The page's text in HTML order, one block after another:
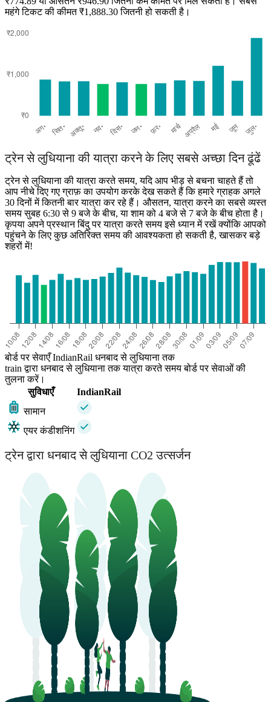
Dhanbad
महंगे टिकट की कीमत ₹1,888.30 जितनी हो सकती है।
ट्रेन से लुधियाना की यात्रा करने के लिए सबसे अच्छा दिन ढूंढें
ट्रेन से लुधियाना की यात्रा करते समय, यदि आप भीड़ से बचना चाहते हैं तो
आप नीचे दिए गए ग्राफ़ का उपयोग करके देख सकते हैं कि हमारे ग्राहक अगले
30 दिनों में कितनी बार यात्रा कर रहे हैं। औसतन, यात्रा करने का सबसे व्यस्त
समय सुबह 6:30 से 9 बजे के बीच, या शाम को 4 बजे से 7 बजे के बीच होता है।
कृपया अपने प्रस्थान बिंदु पर यात्रा करते समय इसे ध्यान में रखें क्योंकि आपको
पहुंचने के लिए कुछ अतिरिक्त समय की आवश्यकता हो सकती है, खासकर बड़े
शहरों में!
बोर्ड पर सेवाएँ IndianRail धनबाद से लुधियाना तक
train द्वारा धनबाद से लुधियाना तक यात्रा करते समय बोर्ड पर सेवाओं की
तुलना करें।
सुविधाएँ
IndianRail
सामान
एयर कंडीशनिंग
ट्रेन द्वारा धनबाद से लुधियाना CO2 उत्सर्जन